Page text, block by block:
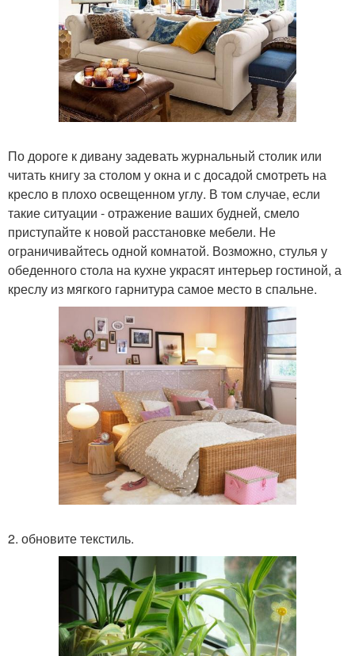
По дороге к дивану задевать журнальный столик или
читать книгу за столом у окна и с досадой смотреть на
кресло в плохо освещенном углу. В том случае, если
такие ситуации - отражение ваших будней, смело
приступайте к новой расстановке мебели. Не
ограничивайтесь одной комнатой. Возможно, стулья у
обеденного стола на кухне украсят интерьер гостиной, а
креслу из мягкого гарнитура самое место в спальне.
2. обновите текстиль.